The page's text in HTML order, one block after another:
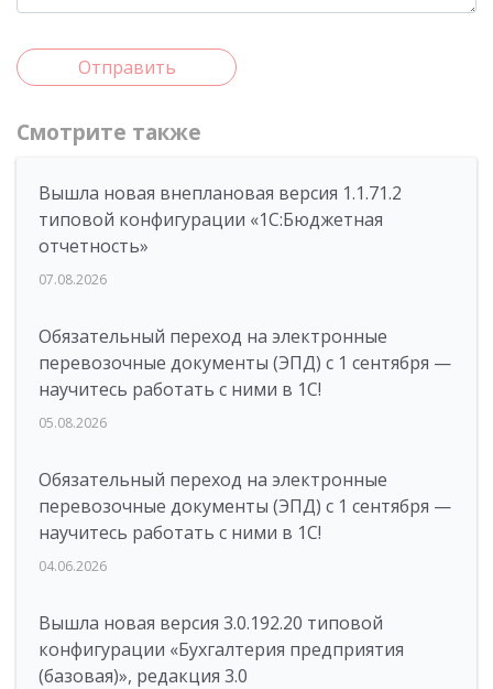
Отправить
Смотрите также
Вышла новая внеплановая версия 1.1.71.2
типовой конфигурации «1C:Бюджетная
отчетность»
07.08.2026
Обязательный переход на электронные
перевозочные документы (ЭПД) с 1 сентября —
научитесь работать с ними в 1С!
05.08.2026
Обязательный переход на электронные
перевозочные документы (ЭПД) с 1 сентября —
научитесь работать с ними в 1С!
04.06.2026
Вышла новая версия 3.0.192.20 типовой
конфигурации «Бухгалтерия предприятия
(базовая)», редакция 3.0